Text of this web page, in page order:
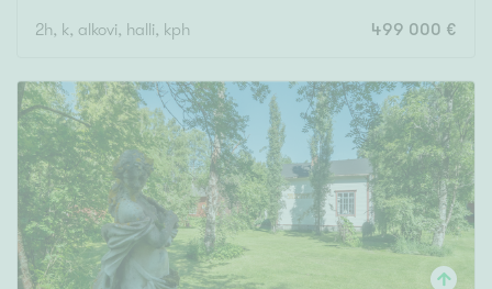
2h, k, alkovi, halli, kph 499 000 €